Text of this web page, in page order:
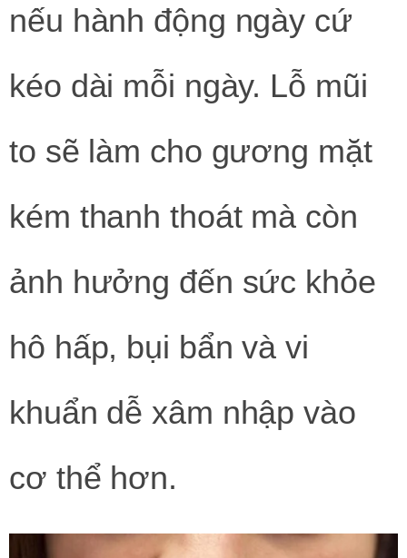
nếu hành động ngày cứ
kéo dài mỗi ngày. Lỗ mũi
to sẽ làm cho gương mặt
kém thanh thoát mà còn
ảnh hưởng đến sức khỏe
hô hấp, bụi bẩn và vi
khuẩn dễ xâm nhập vào
cơ thể hơn.